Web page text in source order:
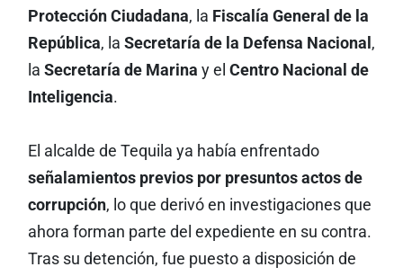
Protección Ciudadana, la Fiscalía General de la
República, la Secretaría de la Defensa Nacional ,
la Secretaría de Marina y el Centro Nacional de
Inteligencia.
El alcalde de Tequila ya había enfrentado
señalamientos previos por presuntos actos de
corrupción, lo que derivó en investigaciones que
ahora forman parte del expediente en su contra.
Tras su detención, fue puesto a disposición de